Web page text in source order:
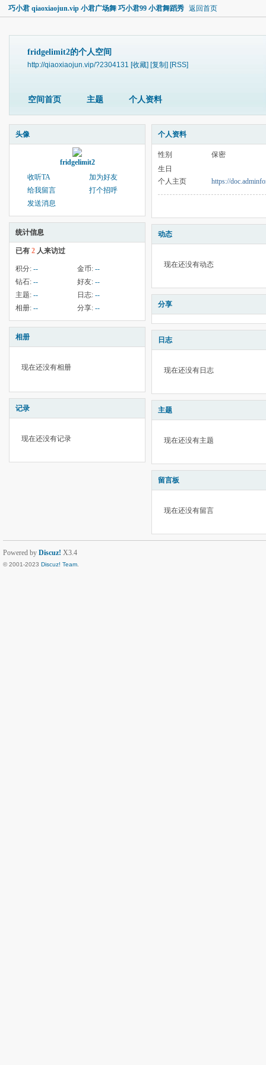
巧小君 qiaoxiaojun.vip 小君广场舞 巧小君99 小君舞蹈秀 返回首页
fridgelimit2的个人空间
http://qiaoxiaojun.vip/?2304131 [收藏] [复制] [RSS]
空间首页 主题 个人资料
头像
fridgelimit2
收听TA
加为好友
给我留言
打个招呼
发送消息
统计信息
已有 2 人来访过
积分: -- 金币: --
钻石: -- 好友: --
主题: -- 日志: --
相册: -- 分享: --
相册
现在还没有相册
记录
现在还没有记录
个人资料
性别
保密
生日
个人主页
https://
动态
现在还没有动态
分享
日志
现在还没有日志
主题
现在还没有主题
留言板
现在还没有留言
Powered by Discuz! X3.4
© 2001-2023 Discuz! Team